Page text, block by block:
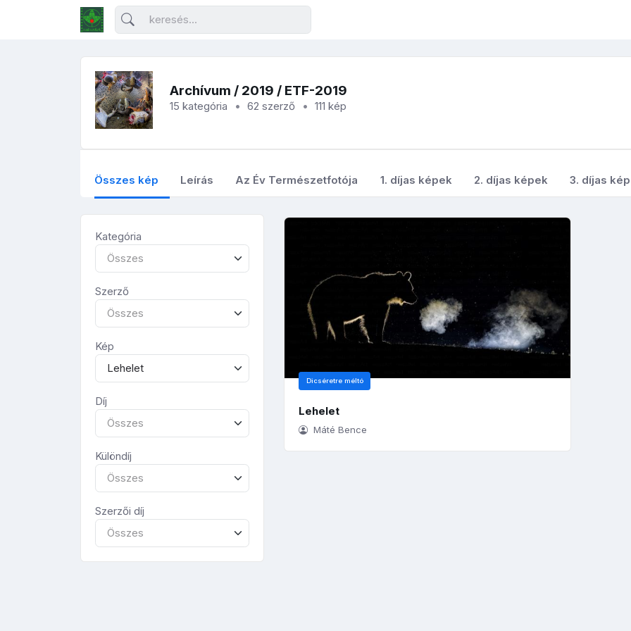
Archívum / 2019 / ETF-2019
15 kategória 62 szerző 111 kép
Összes kép Leírás Az Év Természetfotója 1. díjas képek 2. díjas képek 3. díjas
Kategória
Összes
Szerző
Összes
Kép
Lehelet
Díj
Összes
Különdíj
Összes
Szerzői díj
Összes
Dicséretre méltó
Lehelet
Máté Bence